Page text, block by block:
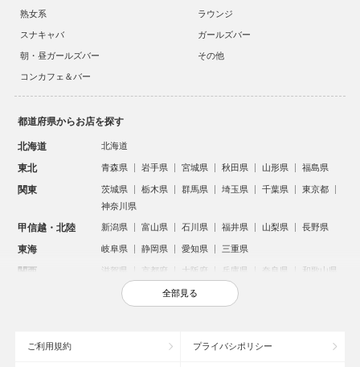
熟女系
ラウンジ
スナキャバ
ガールズバー
朝・昼ガールズバー
その他
コンカフェ＆バー
都道府県からお店を探す
北海道 北海道
東北 青森県 岩手県 宮城県 秋田県 山形県 福島県
関東 茨城県 栃木県 群馬県 埼玉県 千葉県
東京都
神奈川県
甲信越・北陸 新潟県 富山県 石川県 福井県 山梨県 長野県
東海 岐阜県 静岡県 愛知県 三重県
関西 滋賀県 京都府 大阪府 兵庫県 奈良県 和歌山県
鳥取県 島根県 岡山県 広島県
沖縄県
全部見る
ご利用規約 プライバシポリシー